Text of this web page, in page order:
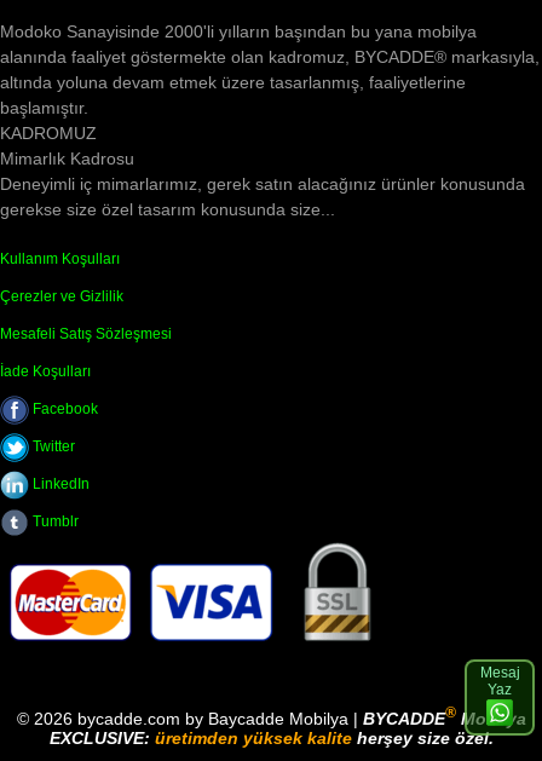
Modoko Sanayisinde 2000'li yılların başından bu yana mobilya
alanında faaliyet göstermekte olan kadromuz, BYCADDE® markasıyla,
altında yoluna devam etmek üzere tasarlanmış, faaliyetlerine
başlamıştır.
KADROMUZ
Mimarlık Kadrosu
Deneyimli iç mimarlarımız, gerek satın alacağınız ürünler konusunda
gerekse size özel tasarım konusunda size...
Kullanım Koşulları
Çerezler ve Gizlilik
Mesafeli Satış Sözleşmesi
İade Koşulları
Facebook
Twitter
LinkedIn
Tumblr
© 2026 bycadde.com by Baycadde Mobilya | BYCADDE®Mobilya
EXCLUSIVE: üretimden yüksek kaliteherşey size özel.
Mesaj
Yaz